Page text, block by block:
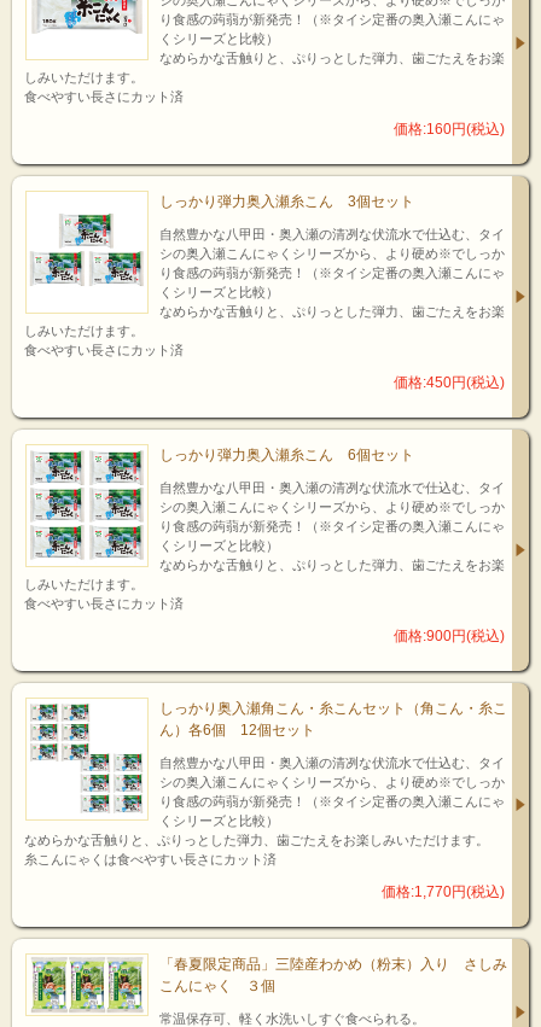
り食感の蒟蒻が新発売！（※タイシ定番の奥入瀬こんにゃ
くシリーズと比較）
なめらかな舌触りと、ぷりっとした弾力、歯ごたえをお楽
しみいただけます。
食べやすい長さにカット済
価格:160円(税込)
しっかり弾力奥入瀬糸こん 3個セット
自然豊かな八甲田・奥入瀬の清冽な伏流水で仕込む、タイ
シの奥入瀬こんにゃくシリーズから、より硬め※でしっか
り食感の蒟蒻が新発売！（※タイシ定番の奥入瀬こんにゃ
くシリーズと比較）
なめらかな舌触りと、ぷりっとした弾力、歯ごたえをお楽
しみいただけます。
食べやすい長さにカット済
価格:450円(税込)
しっかり弾力奥入瀬糸こん 6個セット
自然豊かな八甲田・奥入瀬の清冽な伏流水で仕込む、タイ
シの奥入瀬こんにゃくシリーズから、より硬め※でしっか
り食感の蒟蒻が新発売！（※タイシ定番の奥入瀬こんにゃ
くシリーズと比較）
なめらかな舌触りと、ぷりっとした弾力、歯ごたえをお楽
しみいただけます。
食べやすい長さにカット済
価格:900円(税込)
しっかり奥入瀬角こん・糸こんセット（角こん・糸こ
ん）各6個 12個セット
自然豊かな八甲田・奥入瀬の清冽な伏流水で仕込む、タイ
シの奥入瀬こんにゃくシリーズから、より硬め※でしっか
り食感の蒟蒻が新発売！（※タイシ定番の奥入瀬こんにゃ
くシリーズと比較）
なめらかな舌触りと、ぷりっとした弾力、歯ごたえをお楽しみいただけます。
糸こんにゃくは食べやすい長さにカット済
価格:1,770円(税込)
「春夏限定商品」三陸産わかめ（粉末）入り さしみ
こんにゃく ３個
常温保存可、軽く水洗いしすぐ食べられる。